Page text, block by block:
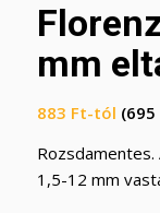
mm
883 Ft-tól
1,5-12 mm